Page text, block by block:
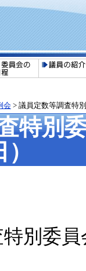
会> 議員定数等調査特
特別
別委員